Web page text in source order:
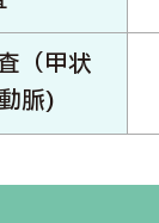
（甲状
脈)